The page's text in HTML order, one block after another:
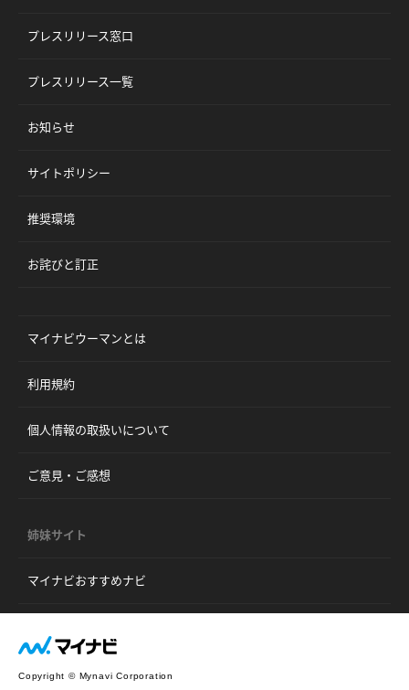
プレスリリース窓口
プレスリリース一覧
お知らせ
サイトポリシー
推奨環境
お詫びと訂正
マイナビウーマンとは
利用規約
個人情報の取扱いについて
ご意見・ご感想
姉妹サイト
マイナビおすすめナビ
Copyright © Mynavi Corporation